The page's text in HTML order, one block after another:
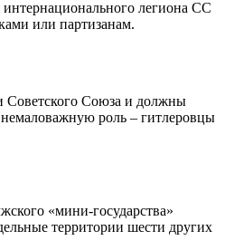
легиона СС
или партизанам.
Советского Союза и должны
роль – гитлеровцы
«мини-государства»
территории шести других